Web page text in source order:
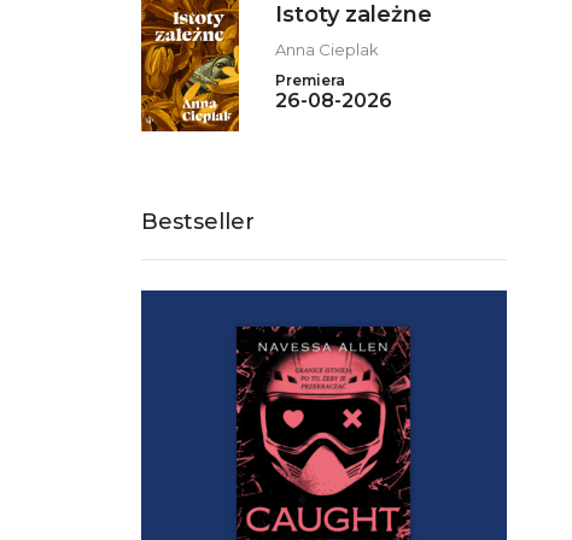
Istoty zależne
Anna Cieplak
Premiera
26-08-2026
Bestseller